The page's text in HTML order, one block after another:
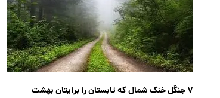
۷ جنگل خنک شمال که تابستان را برایتان بهشت